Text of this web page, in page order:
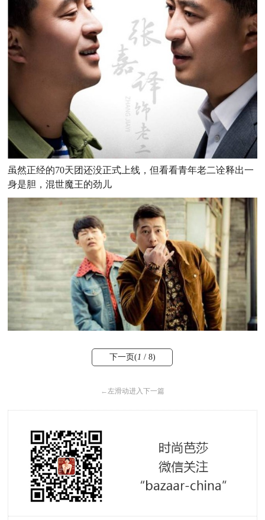
虽然正经的70天团还没正式上线，但看看青年老二诠释出一
身是胆，混世魔王的劲儿
下一页(1 / 8)
←左滑动进入下一篇